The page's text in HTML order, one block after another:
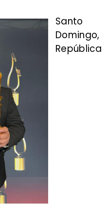
Santo
Domingo,
República